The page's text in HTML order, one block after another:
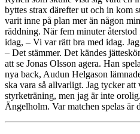
byttes strax därefter ut och in kom
varit inne på plan mer än någon
räddning. När fem minuter
idag, – Vi var rätt bra med idag.
– Det stämmer. Det kändes
att se Jonas Olsson agera. Han
nya back, Audun Helgason
ska vara så allvarligt. Jag tycker
styrketräning, men jag är inte
Ängelholm. Var matchen spelas är